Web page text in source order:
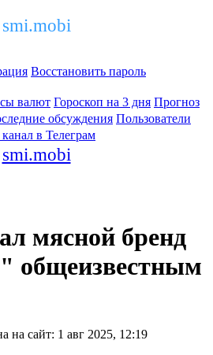
smi.mobi
Восстановить пароль
валют Гороскоп на 3 дня Прогноз
обсуждения Пользователи
в Телеграм
smi.mobi
мясной бренд
общеизвестным
на сайт: 1 авг 2025, 12:19